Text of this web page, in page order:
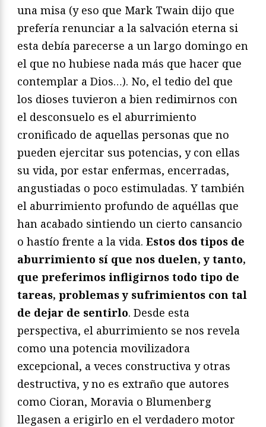
una misa (y eso que Mark Twain dijo que
prefería renunciar a la salvación eterna si
esta debía parecerse a un largo domingo en
el que no hubiese nada más que hacer que
contemplar a Dios…). No, el tedio del que
los dioses tuvieron a bien redimirnos con
el desconsuelo es el aburrimiento
cronificado de aquellas personas que no
pueden ejercitar sus potencias, y con ellas
su vida, por estar enfermas, encerradas,
angustiadas o poco estimuladas. Y también
el aburrimiento profundo de aquéllas que
han acabado sintiendo un cierto cansancio
o hastío frente a la vida. Estos dos tipos de
aburrimiento sí que nos duelen, y tanto,
que preferimos infligirnos todo tipo de
tareas, problemas y sufrimientos con tal
de dejar de sentirlo. Desde esta
perspectiva, el aburrimiento se nos revela
como una potencia movilizadora
excepcional, a veces constructiva y otras
destructiva, y no es extraño que autores
como Cioran, Moravia o Blumenberg
llegasen a erigirlo en el verdadero motor